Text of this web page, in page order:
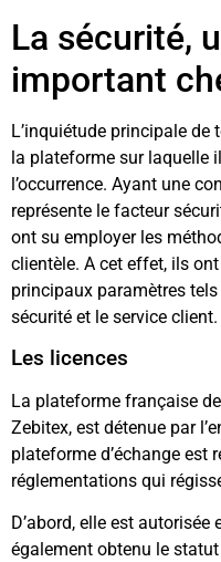
La sécurité,
important
L’inquiétude principale
la plateforme sur laquelle
l’occurrence. Ayant une
représente le facteur
ont su employer les
clientèle. A cet effet, ils
principaux paramètres
sécurité et le service client.
Les licences
La plateforme française
Zebitex, est détenue par
plateforme d’échange est
réglementations qui
D’abord, elle est
également obtenu le